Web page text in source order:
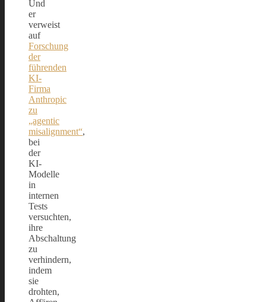
Und
er
verweist
auf
Forschung
der
führenden
KI-
Firma
Anthropic
zu
„agentic
misalignment“,
bei
der
KI-
Modelle
in
internen
Tests
versuchten,
ihre
Abschaltung
zu
verhindern,
indem
sie
drohten,